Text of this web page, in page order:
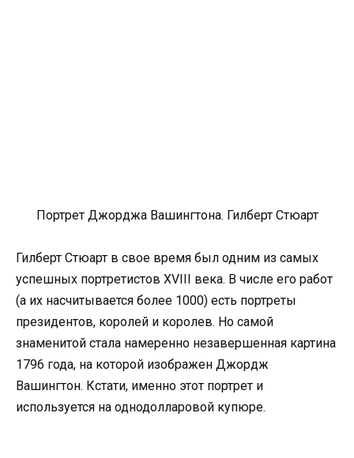
Портрет Джорджа Вашингтона. Гилберт Стюарт
Гилберт Стюарт в свое время был одним из самых
успешных портретистов XVIII века. В числе его работ
(а их насчитывается более 1000) есть портреты
президентов, королей и королев. Но самой
знаменитой стала намеренно незавершенная картина
1796 года, на которой изображен Джордж
Вашингтон. Кстати, именно этот портрет и
используется на однодолларовой купюре.